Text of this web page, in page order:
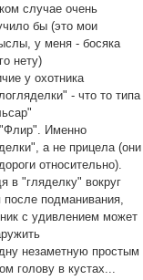
случае очень
бы (это мои
у меня - босяка
нету)
у охотника
- что то типа
Именно
а не прицела (они
относительно).
в "гляделку" вокруг
после подманивания,
с удивлением может
незаметную простым
голову в кустах...